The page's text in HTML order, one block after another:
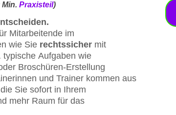
Praxisteil)
Mitarbeitende im
wie Sie rechtssichermit
typische Aufgaben wie
Broschüren-Erstellung
und Trainer kommen aus
Sie sofort in Ihrem
mehr Raum für das